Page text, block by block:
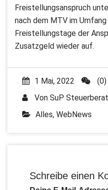
Freistellungsanspruch
nach dem MTV im
Freistellungstage der
Zusatzgeld wieder auf.
1 Mai, 2022
Von SuP
Alles, WebNews
Schreibe einen